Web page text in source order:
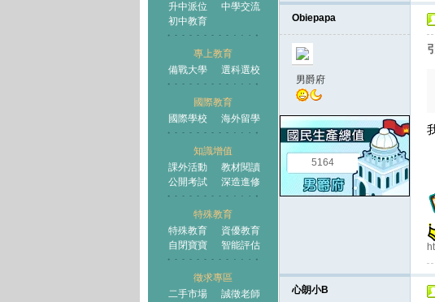
升中派位
中學交流
初中教育
專上教育
備戰大學
選科選校
國際教育
國際學校
海外留學
知識增值
課外活動
教材閱讀
公開考試
深造進修
特殊教育
特殊教育
資優教育
自閉寶寶
智能評估
徵求專區
二手市場
誠徵老師
Obiepapa
男爵府
5164
心朗小B